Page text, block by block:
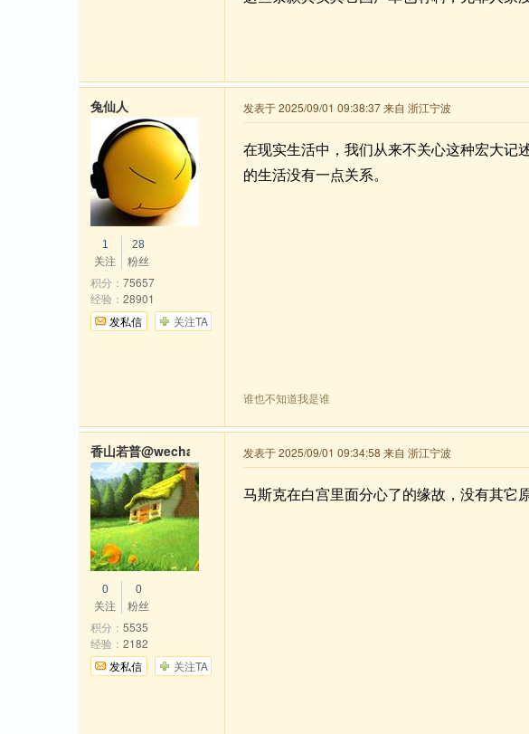
发表于 2025/09/01 09:38:37 来自 浙江宁波
在现实生活中，我们从来不关心这种宏大记
的生活没有一点关系。
谁也不知道我是谁
兔仙人
1
关注
28
粉丝
积分： 75657
经验： 28901
发私信
关注TA
发表于 2025/09/01 09:34:58 来自 浙江宁波
马斯克在白宫里面分心了的缘故，没有其它原
香山若普@wechat
0
关注
0
粉丝
积分： 5535
经验： 2182
发私信
关注TA